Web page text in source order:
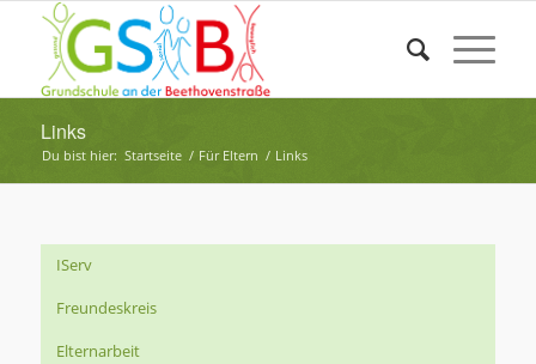
Links
Du bist hier: Startseite / Für Eltern / Links
IServ
Freundeskreis
Elternarbeit